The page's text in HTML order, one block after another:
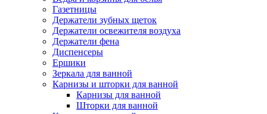
Газетницы
Держатели зубных щеток
Держатели освежителя воздуха
Держатели фена
Диспенсеры
Ершики
Зеркала для ванной
Карнизы и шторки для ванной
Карнизы для ванной
Шторки для ванной